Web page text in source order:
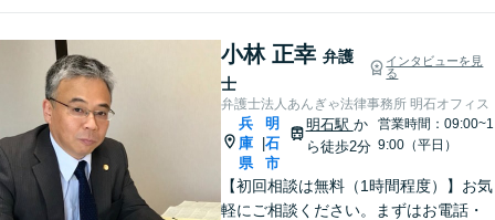
相談無料】【夜間面談
可】
す！遺産分割交渉／協議・
害額請求など【Web相談
可】【初回相談無料】【夜
間面談可】
小林 正幸 弁護
士
インタビューを見
る
弁護士法人あんぎゃ法律事務所 明石オフィス
兵
庫
県
明
石
市
明石駅 か
ら徒歩2分
営業時間：09:00~1
9:00（平日）
【初回相談は無料（1時間程度）】お気
軽にご相談ください。まずはお電話・